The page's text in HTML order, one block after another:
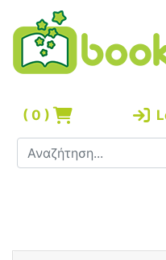
( 0 )